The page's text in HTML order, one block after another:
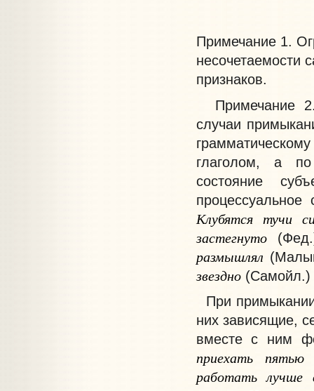
Примечание1.
несочетаемости
признаков.
Примечание2.
случаи
глаголом, а по
состояние
Клубятся тучи
застегнуто
размышлял
звездно(Самойл.)
При
них зависящие,
вместе с ним
приехать
пятью
работать лучше